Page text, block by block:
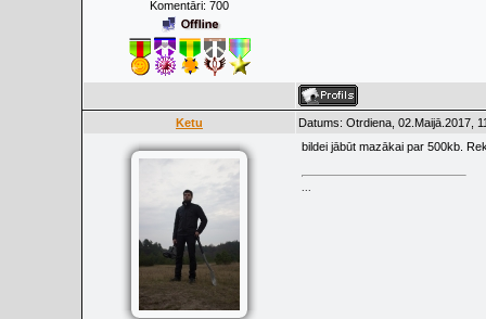
Komentāri: 700
Ketu Datums: Otrdiena, 02.Maijā.2017,
bildei jābūt mazākai par 500kb.
...